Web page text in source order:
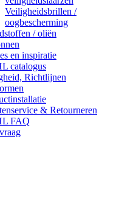
Veiligheidsbrillen /
oogbescherming
/ oliën
en inspiratie
catalogus
Richtlijnen
& Retourneren
FAQ